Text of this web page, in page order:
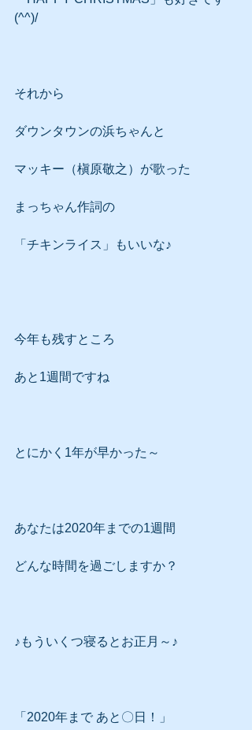
(^^)/
それから
ダウンタウンの浜ちゃんと
マッキー（槇原敬之）が歌った
まっちゃん作詞の
「チキンライス」もいいな♪
今年も残すところ
あと1週間ですね
とにかく1年が早かった～
あなたは2020年までの1週間
どんな時間を過ごしますか？
♪もういくつ寝るとお正月～♪
「2020年まで あと〇日！」